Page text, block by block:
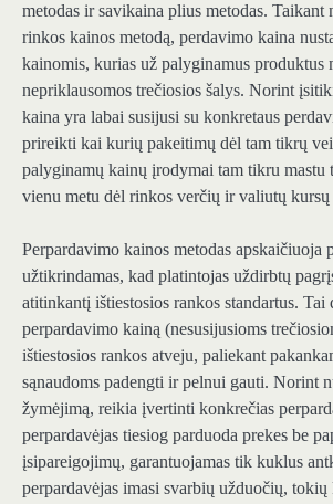
metodas ir savikaina plius metodas. Taikant
rinkos kainos metodą, perdavimo kaina
kainomis, kurias už palyginamus produktus
nepriklausomos trečiosios šalys. Norint
kaina yra labai susijusi su konkretaus
prireikti kai kurių pakeitimų dėl tam tikrų
palyginamų kainų įrodymai tam tikru mastu
vienu metu dėl rinkos verčių ir valiutų kursų
Perpardavimo kainos metodas apskaičiuoja
užtikrindamas, kad platintojas uždirbtų
atitinkantį ištiestosios rankos standartus. Tai
perpardavimo kainą (nesusijusioms
ištiestosios rankos atveju, paliekant
sąnaudoms padengti ir pelnui gauti. Norint
žymėjimą, reikia įvertinti konkrečias
perpardavėjas tiesiog parduoda prekes be
įsipareigojimų, garantuojamas tik kuklus
perpardavėjas imasi svarbių užduočių, tokių